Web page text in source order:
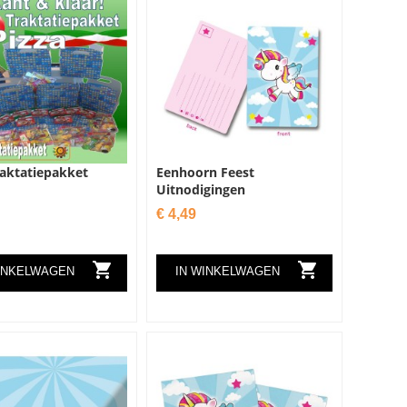

Eenhoorn Feest
Uitnodigingen
Prijs
€ 4,49
IN WINKELWAGEN 